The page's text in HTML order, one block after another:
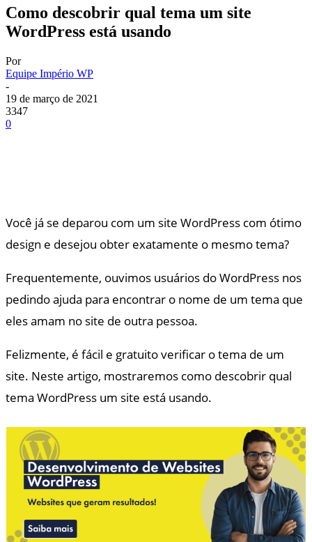
Como descobrir qual tema um site
WordPress está usando
Por
Equipe Império WP
-
19 de março de 2021
3347
0
Você já se deparou com um site WordPress com ótimo
design e desejou obter exatamente o mesmo tema?
Frequentemente, ouvimos usuários do WordPress nos
pedindo ajuda para encontrar o nome de um tema que
eles amam no site de outra pessoa.
Felizmente, é fácil e gratuito verificar o tema de um
site. Neste artigo, mostraremos como descobrir qual
tema WordPress um site está usando.